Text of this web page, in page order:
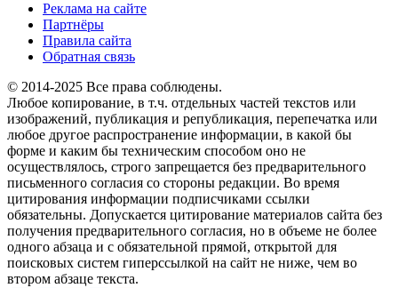
Реклама на сайте
Партнёры
Правила сайта
Обратная связь
© 2014-2025 Все права соблюдены.
Любое копирование, в т.ч. отдельных частей текстов или
изображений, публикация и републикация, перепечатка или
любое другое распространение информации, в какой бы
форме и каким бы техническим способом оно не
осуществлялось, строго запрещается без предварительного
письменного согласия со стороны редакции. Во время
цитирования информации подписчиками ссылки
обязательны. Допускается цитирование материалов сайта без
получения предварительного согласия, но в объеме не более
одного абзаца и с обязательной прямой, открытой для
поисковых систем гиперссылкой на сайт не ниже, чем во
втором абзаце текста.